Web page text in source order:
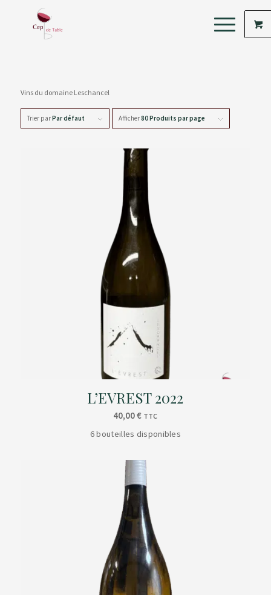
Vins du domaine Leschancel
Trier parPar défaut Afficher80 Produits par page
L’EVREST 2022
40,00€ TTC
6 bouteilles disponibles